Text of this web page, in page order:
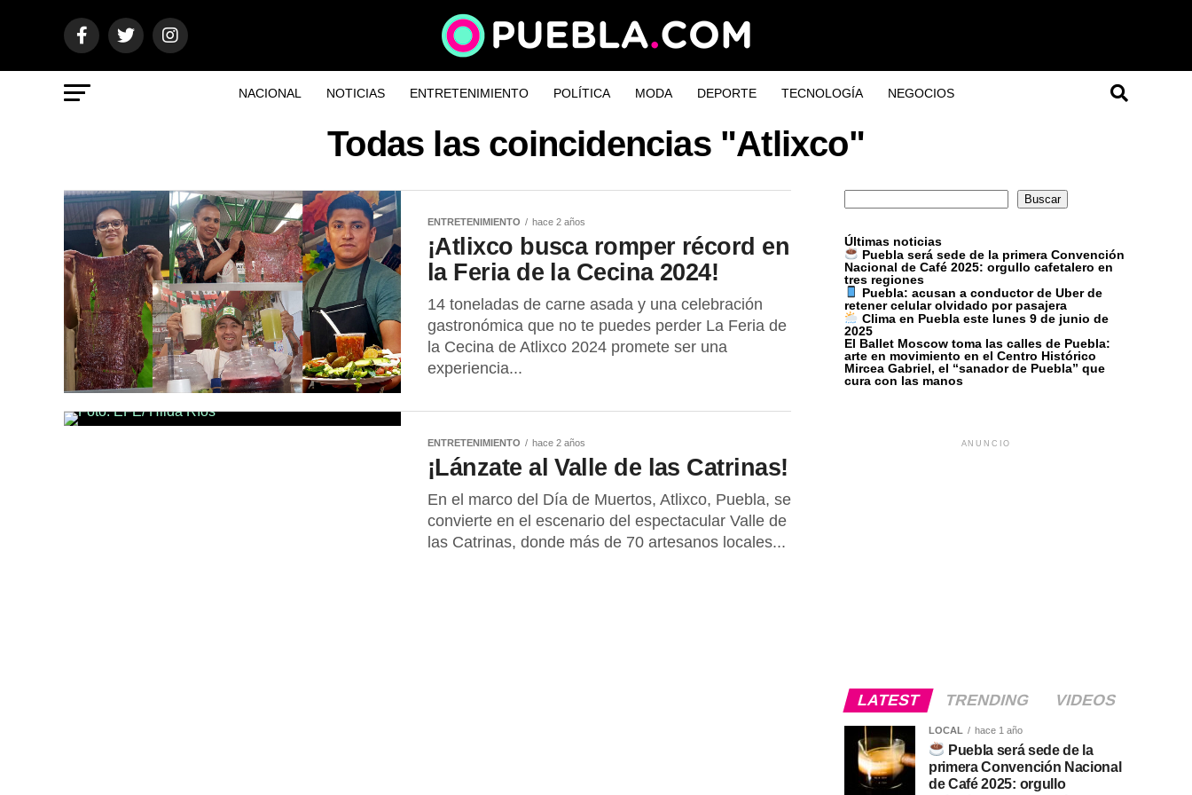
NACIONAL NOTICIAS ENTRETENIMIENTO POLÍTICA MODA DEPORTE TECNOLOGÍA NEGOCIOS
Todas las coincidencias "Atlixco"
ENTRETENIMIENTO hace 2 años
¡Atlixco busca romper récord en
la Feria de la Cecina 2024!
14 toneladas de carne asada y una celebración
gastronómica que no te puedes perder La Feria de
la Cecina de Atlixco 2024 promete ser una
experiencia...
ENTRETENIMIENTO hace 2 años
¡Lánzate al Valle de las Catrinas!
En el marco del Día de Muertos, Atlixco, Puebla, se
convierte en el escenario del espectacular Valle de
las Catrinas, donde más de 70 artesanos locales...
Buscar Buscar
Últimas noticias
Puebla será sede de la primera Convención
Nacional de Café 2025: orgullo cafetalero en
tres regiones
Puebla: acusan a conductor de Uber de
retener celular olvidado por pasajera
Clima en Puebla este lunes 9 de junio de
2025
El Ballet Moscow toma las calles de Puebla:
arte en movimiento en el Centro Histórico
Mircea Gabriel, el “sanador de Puebla” que
cura con las manos
ANUNCIO
LATEST TRENDING VIDEOS
LOCAL hace 1 año
Puebla será sede de la
primera Convención Nacional
de Café 2025: orgullo